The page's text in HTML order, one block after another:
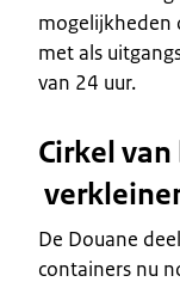
mogelijkheden
met als
van 24 uur.
Cirkel
De Douane
containers nu